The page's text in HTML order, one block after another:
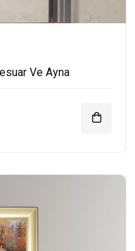
Ve Ayna